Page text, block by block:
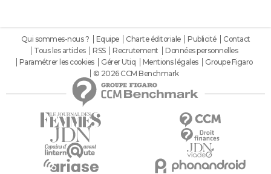
Qui sommes-nous ? Equipe Charte éditoriale Publicité
Contact
Tous les articles
RSS Recrutement
Données personnelles
Paramétrer les cookies
Gérer Utiq Mentions légales
Groupe Figaro
© 2026 CCM Benchmark